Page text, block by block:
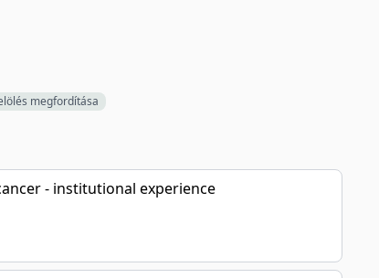
megfordítása
- institutional experience